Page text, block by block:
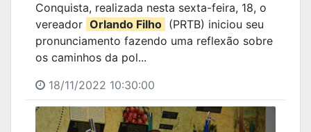
Conquista, realizada nesta sexta-feira, 18, o
vereador Orlando Filho (PRTB) iniciou seu
pronunciamento fazendo uma reflexão sobre
os caminhos da pol...
18/11/2022 10:30:00